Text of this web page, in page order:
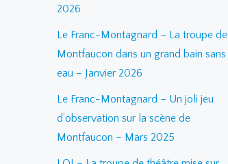
2026
Le Franc-Montagnard – La troupe de
Montfaucon dans un grand bain sans
eau – Janvier 2026
Le Franc-Montagnard – Un joli jeu
d’observation sur la scène de
Montfaucon – Mars 2025